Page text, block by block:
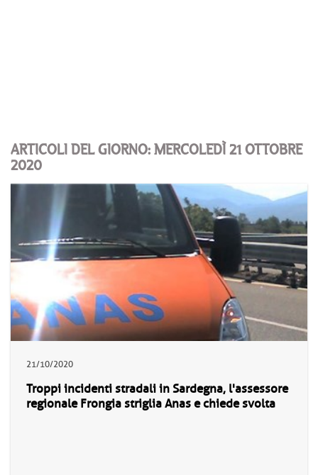
ARTICOLI DEL GIORNO: MERCOLEDÌ 21 OTTOBRE
2020
21/10/2020
Troppi incidenti stradali in Sardegna, l'assessore
regionale Frongia striglia Anas e chiede svolta